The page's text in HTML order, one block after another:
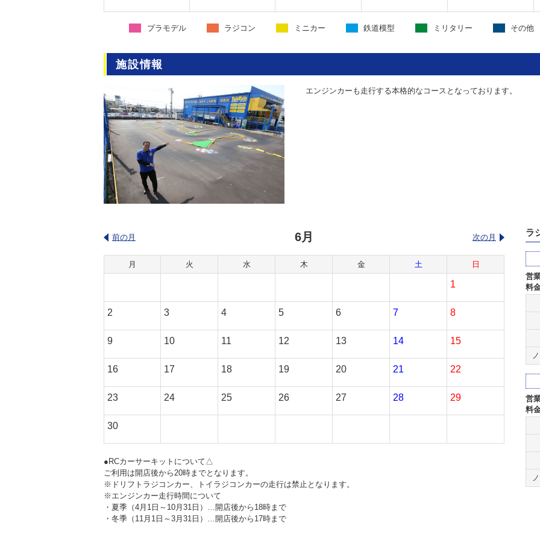
プラモデル ラジコン ミニカー 鉄道模型 ミリタリー その他
施設情報
エンジンカーも走行する本格的なコースとなっております。
ラ
営
料
営
料
6月
前の月 次の月
月 火 水 木 金 土 日
1
2 3 4 5 6 7 8
9 10 11 12 13 14 15
16 17 18 19 20 21 22
23 24 25 26 27 28 29
30
●RCカーサーキットについて△
ご利用は開店後から20時までとなります。
※ドリフトラジコンカー、トイラジコンカーの走行は禁止となります。
※エンジンカー走行時間について
・夏季（4月1日～10月31日）…開店後から18時まで
・冬季（11月1日～3月31日）…開店後から17時まで